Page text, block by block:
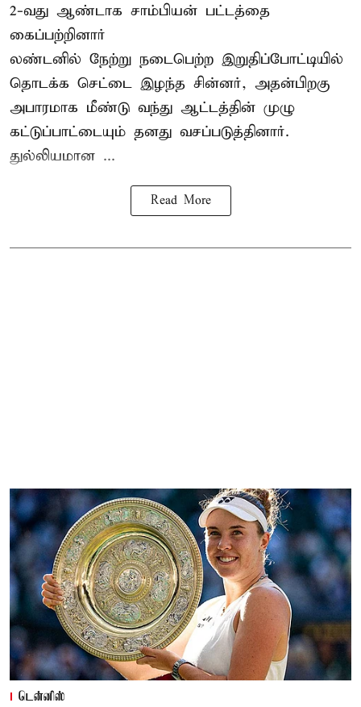
2-வது ஆண்டாக சாம்பியன் பட்டத்தை
கைப்பற்றினார்
லண்டனில் நேற்று நடைபெற்ற இறுதிப்போட்டியில்
தொடக்க செட்டை இழந்த சின்னர், அதன்பிறகு
அபாரமாக மீண்டு வந்து ஆட்டத்தின் முழு
கட்டுப்பாட்டையும் தனது வசப்படுத்தினார்.
துல்லியமான ...
Read More
டென்னிஸ்